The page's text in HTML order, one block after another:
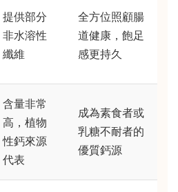
提供部分
非水溶性
纖維
全方位照顧腸
道健康，飽足
感更持久
含量非常
高，植物
性鈣來源
代表
成為素食者或
乳糖不耐者的
優質鈣源